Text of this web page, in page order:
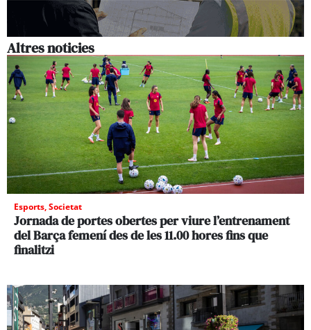
Altres noticies
Esports,Societat
Jornada de portes obertes per viure l’entrenament
del Barça femení des de les 11.00 hores fins que
finalitzi